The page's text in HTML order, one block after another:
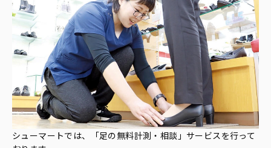
シューマートでは、「足の無料計測・相談」サービスを行って